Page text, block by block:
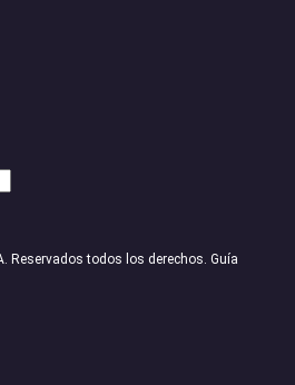
Reservados todos los derechos. Guía